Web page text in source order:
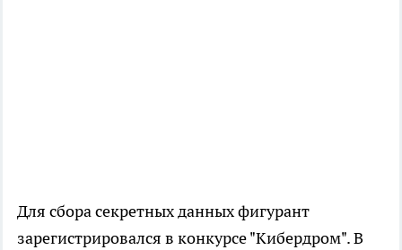
Для сбора секретных данных фигурант
зарегистрировался в конкурсе "Кибердром". В